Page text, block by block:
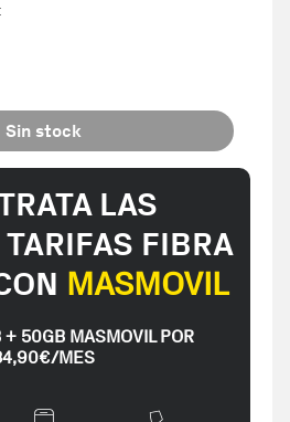
Sin stock
LAS
FIBRA
MASMOVIL
50GB MASMOVIL POR
MES